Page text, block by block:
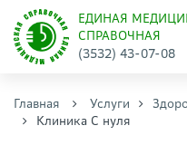
ЕДИНАЯ
СПРАВОЧНАЯ
(3532) 43-07-08
Главная Услуги
Клиника С нуля